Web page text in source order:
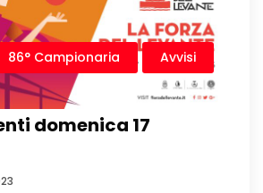
86° Campionaria Avvisi
domenica 17